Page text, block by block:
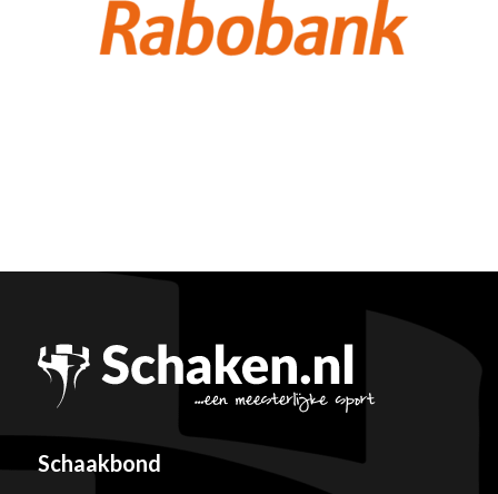
Schaakbond